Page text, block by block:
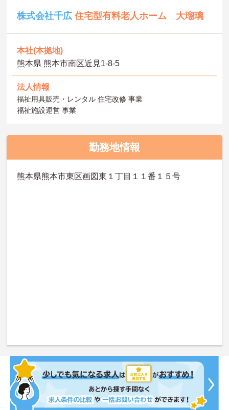
株式会社千広住宅型有料老人ホーム 大瑠璃
本社(本拠地)
熊本県 熊本市南区近見1-8-5
法人情報
福祉用具販売・レンタル 住宅改修 事業
福祉施設運営 事業
勤務地情報
熊本県熊本市東区画図東１丁目１１番１５号